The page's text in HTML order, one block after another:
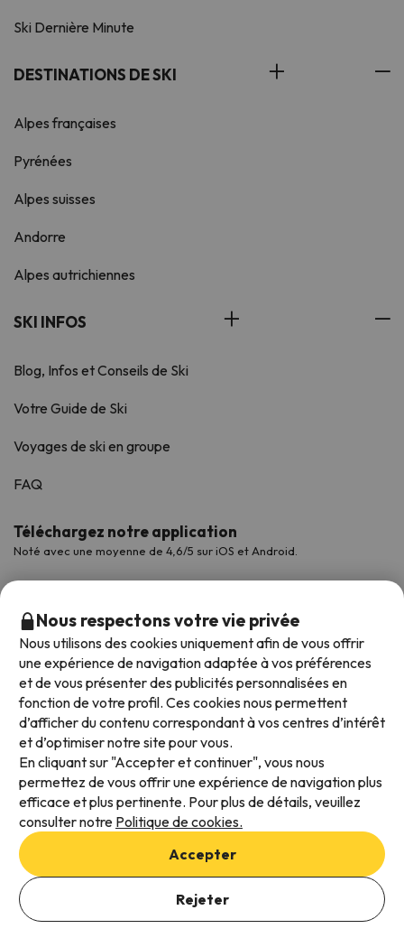
Ajouter des dates pour vérifier la disponibilité
Sélectionnez les dates de réservation
Ski Dernière Minute
DESTINATIONS DE SKI
Alpes françaises
Pyrénées
Alpes suisses
Andorre
Alpes autrichiennes
SKI INFOS
Blog, Infos et Conseils de Ski
Votre Guide de Ski
Voyages de ski en groupe
FAQ
Téléchargez notre application
Noté avec une moyenne de 4,6/5 sur iOS et Android.
Modes de paiement disponibles
Conditions générales d'utilisation
Protection des données
Politique en matière de cookies
Nous respectons votre vie privée
Nous utilisons des cookies uniquement afin de vous offrir
une expérience de navigation adaptée à vos préférences
et de vous présenter des publicités personnalisées en
fonction de votre profil. Ces cookies nous permettent
d’afficher du contenu correspondant à vos centres d’intérêt
et d’optimiser notre site pour vous.
En cliquant sur "Accepter et continuer", vous nous
permettez de vous offrir une expérience de navigation plus
efficace et plus pertinente. Pour plus de détails, veuillez
consulter notre Politique de cookies.
Accepter
Rejeter